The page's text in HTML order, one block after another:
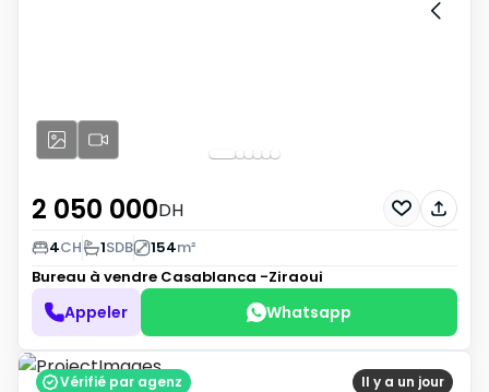
2 050 000DH
4CH 1SDB 154m²
Bureau à vendre Casablanca -Ziraoui
Appeler Whatsapp
Il y a un jour
Vérifié par agenz